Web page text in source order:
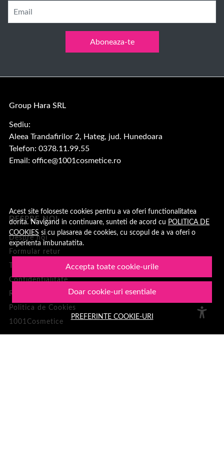
Acest site foloseste cookies pentru a va oferi functionalitatea
dorita. Navigand in continuare, sunteti de acord cu POLITICA DE
COOKIES si cu plasarea de cookies, cu scopul de a va oferi o
experienta imbunatatita.
Accepta toate cookie-urile
Doar cookie-uri esentiale
PREFERINTE COOKIE-URI
Email
Aboneaza-te
Group Hara SRL
Sediu:
Aleea Trandafirilor 2, Hateg, jud. Hunedoara
Telefon: 0378.11.99.55
Email: office@1001cosmetice.ro
DESPRE NOI
Despre noi
Formular retur
Termeni si conditii
Confidentialitate
Recenzii clienți
Politica de Cookies
1001Cosmetice